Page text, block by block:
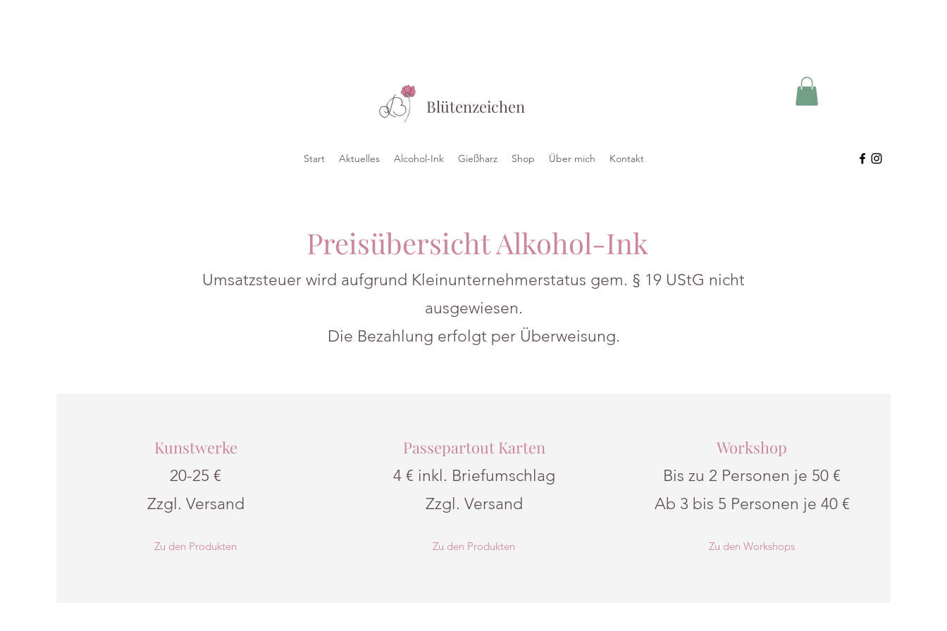
Blütenzeichen
Start Aktuelles Alcohol-Ink Gießharz Shop Über mich Kontakt
Preisübersicht Alkohol-Ink
Umsatzsteuer wird aufgrund Kleinunternehmerstatus gem. § 19 UStG nicht
ausgewiesen.
Die Bezahlung erfolgt per Überweisung.
Kunstwerke
20-25 €
Zzgl. Versand
Zu den Produkten
Passepartout Karten
4 € inkl. Briefumschlag
Zzgl. Versand
Zu den Produkten
Workshop
Bis zu 2 Personen je 50 €
Ab 3 bis 5 Personen je 40 €
Zu den Workshops